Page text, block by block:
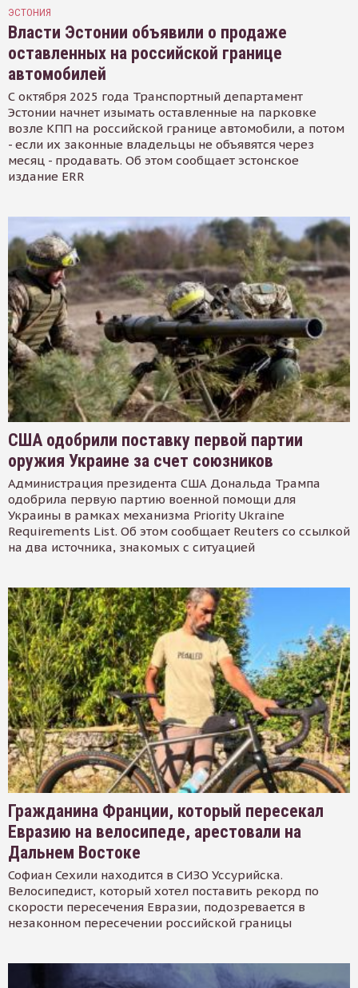
ЭСТОНИЯ
Власти Эстонии объявили о продаже
оставленных на российской границе
автомобилей
С октября 2025 года Транспортный департамент
Эстонии начнет изымать оставленные на парковке
возле КПП на российской границе автомобили, а потом
- если их законные владельцы не объявятся через
месяц - продавать. Об этом сообщает эстонское
издание ERR
США одобрили поставку первой партии
оружия Украине за счет союзников
Администрация президента США Дональда Трампа
одобрила первую партию военной помощи для
Украины в рамках механизма Priority Ukraine
Requirements List. Об этом сообщает Reuters со ссылкой
на два источника, знакомых с ситуацией
Гражданина Франции, который пересекал
Евразию на велосипеде, арестовали на
Дальнем Востоке
Софиан Сехили находится в СИЗО Уссурийска.
Велосипедист, который хотел поставить рекорд по
скорости пересечения Евразии, подозревается в
незаконном пересечении российской границы